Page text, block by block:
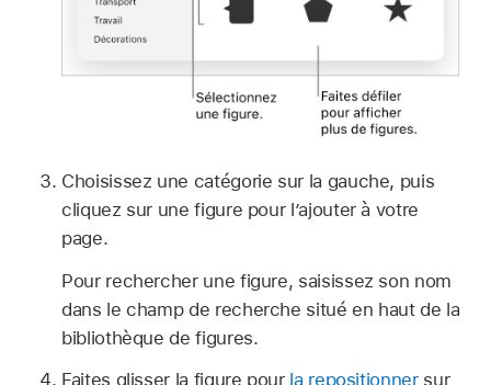
Choisissez une catégorie sur la gauche, puis
cliquez sur une figure pour l’ajouter à votre
page.
Pour rechercher une figure, saisissez son nom
dans le champ de recherche situé en haut de la
bibliothèque de figures.
Faites glisser la figure pour la repositionnersur